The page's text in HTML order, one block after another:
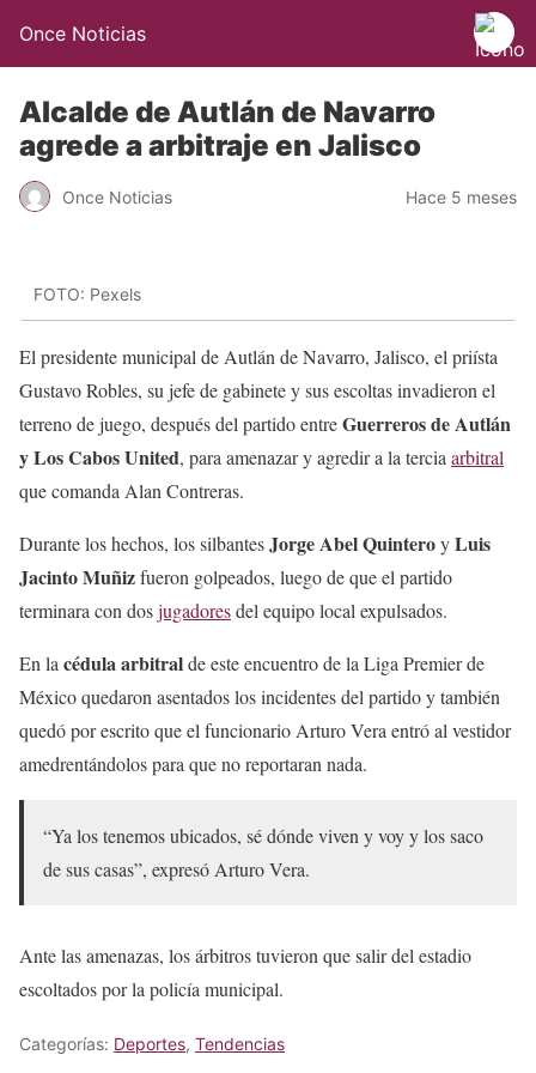
Once Noticias
Alcalde de Autlán de Navarro
agrede a arbitraje en Jalisco
Once Noticias Hace 5 meses
FOTO: Pexels
El presidente municipal de Autlán de Navarro, Jalisco, el priísta
Gustavo Robles, su jefe de gabinete y sus escoltas invadieron el
terreno de juego, después del partido entreGuerreros de Autlán
y Los Cabos United, para amenazar y agredir a la tercia arbitral
que comanda Alan Contreras.
Durante los hechos, los silbantesJorge Abel QuinteroyLuis
Jacinto Muñizfueron golpeados, luego de que el partido
terminara con dosjugadoresdel equipo local expulsados.
En la cédula arbitralde este encuentro de la Liga Premier de
México quedaron asentados los incidentes del partido y también
quedó por escrito que el funcionario Arturo Vera entró al vestidor
amedrentándolos para que no reportaran nada.
“Ya los tenemos ubicados, sé dónde viven y voy y los saco
de sus casas”, expresó Arturo Vera.
Ante las amenazas, los árbitros tuvieron que salir del estadio
escoltados por la policía municipal.
Categorías: Deportes, Tendencias